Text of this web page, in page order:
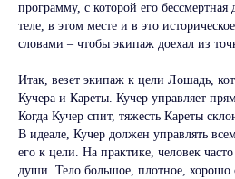
программу, с которой его
теле, в этом месте и в это
словами – чтобы экипаж доехал из
Итак, везет экипаж к цели Лошадь,
Кучера и Кареты. Кучер управляет
Когда Кучер спит, тяжесть Кареты
В идеале, Кучер должен управлять
его к цели. На практике, человек
души. Тело большое, плотное, хорошо